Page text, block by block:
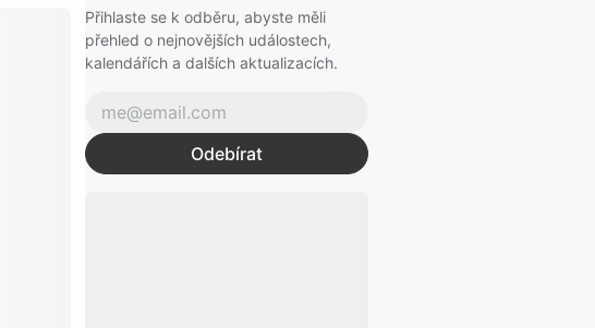
Přihlaste se k odběru, abyste měli
přehled o nejnovějších událostech,
kalendářích a dalších aktualizacích.
Odebírat